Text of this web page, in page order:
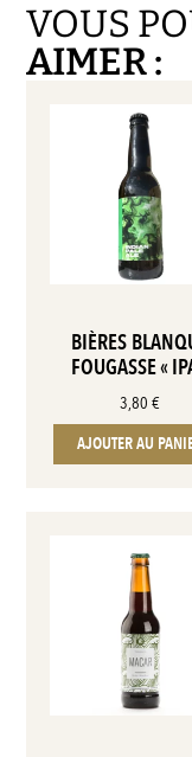
VOUS
AIMER :
BIÈRES
FOUGASSE «
3,80€
AJOUTER AU